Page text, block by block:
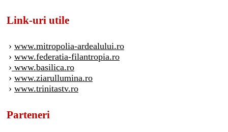
Link-uri utile
› www.mitropolia-ardealului.ro
› www.federatia-filantropia.ro
› www.basilica.ro
› www.ziarullumina.ro
› www.trinitastv.ro
Parteneri